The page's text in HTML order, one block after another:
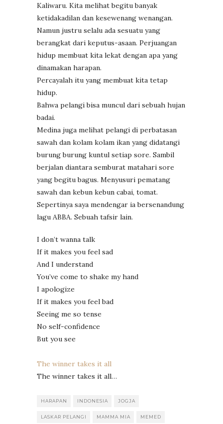
Kaliwaru. Kita melihat begitu banyak
ketidakadilan dan kesewenang wenangan.
Namun justru selalu ada sesuatu yang
berangkat dari keputus-asaan. Perjuangan
hidup membuat kita lekat dengan apa yang
dinamakan harapan.
Percayalah itu yang membuat kita tetap
hidup.
Bahwa pelangi bisa muncul dari sebuah hujan
badai.
Medina juga melihat pelangi di perbatasan
sawah dan kolam kolam ikan yang didatangi
burung burung kuntul setiap sore. Sambil
berjalan diantara semburat matahari sore
yang begitu bagus. Menyusuri pematang
sawah dan kebun kebun cabai, tomat.
Sepertinya saya mendengar ia bersenandung
lagu ABBA. Sebuah tafsir lain.
I don’t wanna talk
If it makes you feel sad
And I understand
You’ve come to shake my hand
I apologize
If it makes you feel bad
Seeing me so tense
No self-confidence
But you see
The winner takes it all
The winner takes it all…
HARAPAN INDONESIA JOGJA
LASKAR PELANGI MAMMA MIA MEMED